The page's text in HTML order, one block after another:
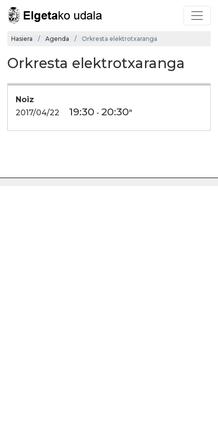
Hasiera Agenda Orkresta elektrotxaranga
Orkresta elektrotxaranga
Noiz
2017/04/22
19:30 - 20:30"